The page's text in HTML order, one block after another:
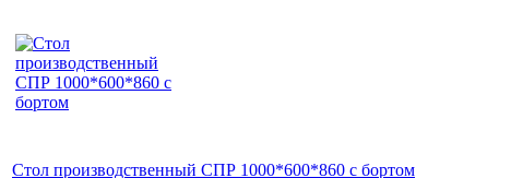
Стол производственный СПР 1000*600*860 с бортом